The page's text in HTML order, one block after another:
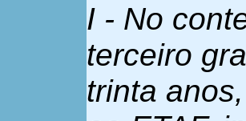
I - No
terceiro
trinta